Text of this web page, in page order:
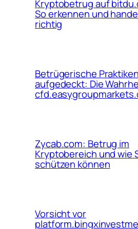
Kryptobetrug auf
So erkennen und
richtig
Betrügerische Praktiken
aufgedeckt: Die
Zycab.com: Betrug im
Kryptobereich und wie
schützen können
Vorsicht vor